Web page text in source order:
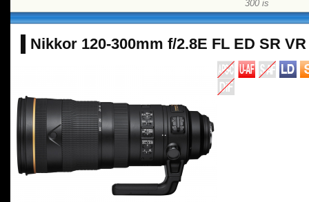
300 is
Nikkor 120-300mm f/2.8E FL ED SR VR